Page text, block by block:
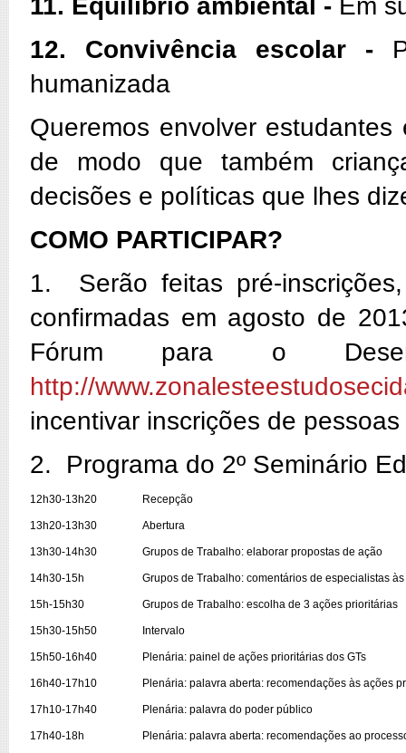
11. Equilíbrio ambiental - Em
12. Convivência escolar -
humanizada
Queremos envolver
de modo que também
decisões e políticas que lhes
COMO PARTICIPAR?
1. Serão feitas pré-
confirmadas em agosto de
Fórum para o
http://
incentivar inscrições de
2. Programa do 2º Seminário
12h30-13h20 Recepção
13h20-13h30 Abertura
13h30-14h30 Grupos de Trabalho: elaborar propostas de ação
14h30-15h Grupos de Trabalho: comentários de especialistas
15h-15h30 Grupos de Trabalho: escolha de 3 ações prioritárias
15h30-15h50 Intervalo
15h50-16h40 Plenária: painel de ações prioritárias dos GTs
16h40-17h10 Plenária: palavra aberta: recomendações às ações
17h10-17h40 Plenária: palavra do poder público
17h40-18h Plenária: palavra aberta: recomendações ao